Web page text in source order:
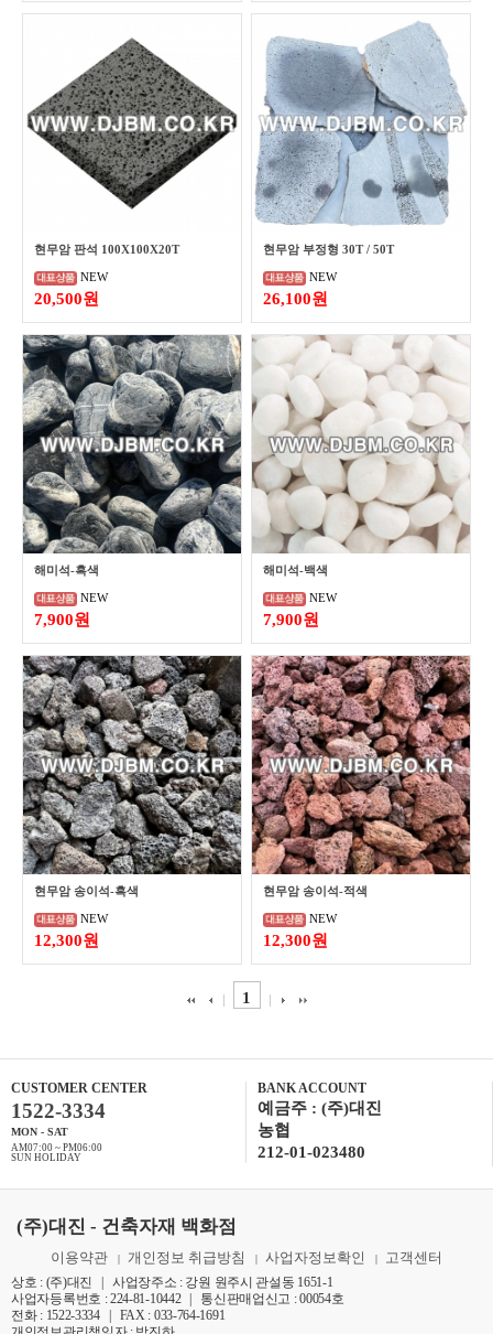
현무암 판석 100X100X20T
NEW
20,500원
현무암 부정형 30T / 50T
NEW
26,100원
해미석-흑색
NEW
7,900원
해미석-백색
NEW
7,900원
현무암 송이석-흑색
NEW
12,300원
현무암 송이석-적색
NEW
12,300원
1
CUSTOMER CENTER
1522-3334
MON - SAT
AM07:00 ~ PM06:00
SUN HOLIDAY
BANK ACCOUNT
예금주 : (주)대진
농협
212-01-023480
(주)대진 - 건축자재 백화점
이용약관 | 개인정보 취급방침 | 사업자정보확인 | 고객센터
상호 : (주)대진 | 사업장주소 : 강원 원주시 관설동 1651-1
사업자등록번호 : 224-81-10442 | 통신판매업신고 : 00054호
전화 : 1522-3334 | FAX : 033-764-1691